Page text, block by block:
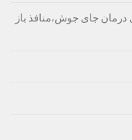
درمان جای جوش،منافذ باز